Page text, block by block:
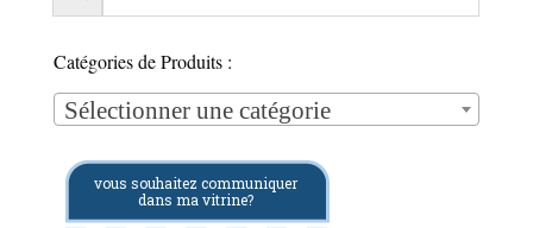
Catégories de Produits :
Sélectionner une catégorie
vous souhaitez communiquer
dans ma vitrine?